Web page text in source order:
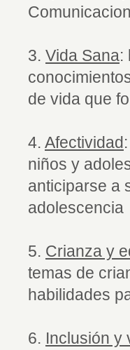
3. Vida Sana:
de vida que
4. Afectividad
niños y
anticiparse a
adolescencia
5. Crianza y
temas de
habilidades
6. Inclusión y